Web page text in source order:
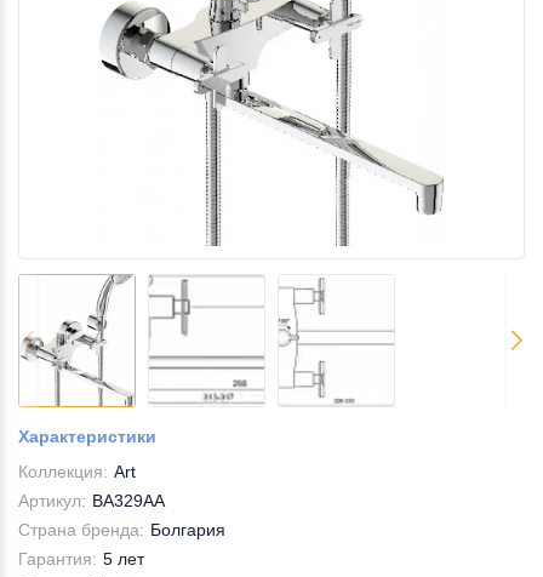
Характеристики
Коллекция: Аrt
Артикул: BA329AA
Страна бренда: Болгария
Гарантия: 5 лет